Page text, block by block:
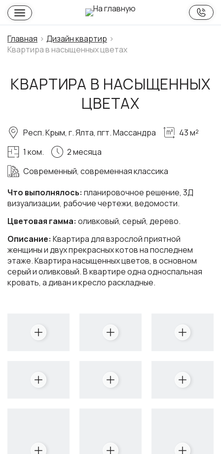
Главная
Дизайн квартир
Квартира в насыщенных цветах
КВАРТИРА В НАСЫЩЕННЫХ
ЦВЕТАХ
Что выполнялось: планировочное решение, 3Д
визуализации, рабочие чертежи, ведомости.
Цветовая гамма: оливковый, серый, дерево.
Описание: Квартира для взрослой приятной
женщины и двух прекрасных котов на последнем
этаже. Квартира насыщенных цветов, в основном
серый и оливковый. В квартире одна односпальная
кровать, а диван и кресло раскладные.
Респ. Крым, г. Ялта, пгт. Массандра
43 м²
1 ком.
2 месяца
Современный, современная классика